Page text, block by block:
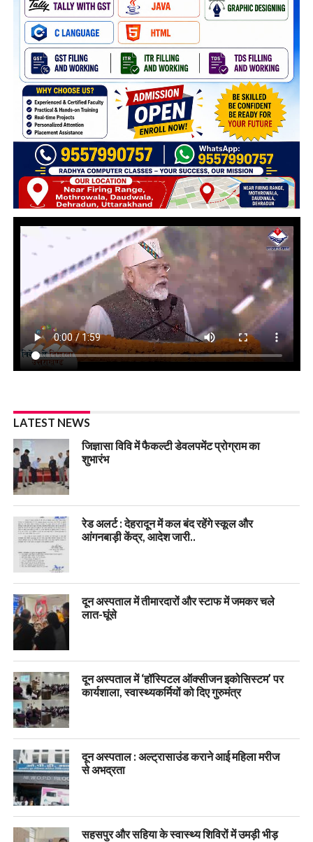
LATEST NEWS
जिज्ञासा विवि में फैकल्टी डेवलपमेंट प्रोग्राम का
शुभारंभ
रेड अलर्ट : देहरादून में कल बंद रहेंगे स्कूल और
आंगनबाड़ी केंद्र, आदेश जारी..
दून अस्पताल में तीमारदारों और स्टाफ में जमकर चले
लात-घूंसे
दून अस्पताल में ‘हॉस्पिटल ऑक्सीजन इकोसिस्टम’ पर
कार्यशाला, स्वास्थ्यकर्मियों को दिए गुरुमंत्र
दून अस्पताल : अल्ट्रासाउंड कराने आई महिला मरीज
से अभद्रता
सहसपुर और सहिया के स्वास्थ्य शिविरों में उमड़ी भीड़